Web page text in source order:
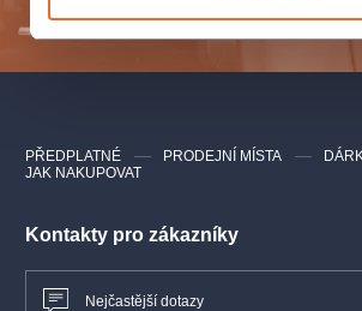
confessore, je dokladem tehdejší
hudebníků ve službách olomouckých
Pavel Josef Vejvanovský:Missa Orientalis
Pavel Josef Vejvanovský:
Philipp Jakob Rittler:Offertorium de
ÚČINKUJÍ
Kontakty pro zákazníky
Nejčastější dotazy
PŘEDPLATNÉ PRODEJNÍ MÍSTA
JAK NAKUPOVAT